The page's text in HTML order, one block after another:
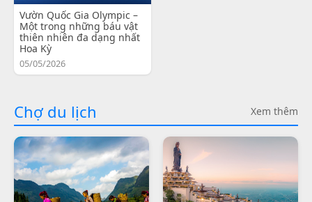
Vườn Quốc Gia Olympic –
Một trong những báu vật
thiên nhiên đa dạng nhất
Hoa Kỳ
05/05/2026
Chợ du lịch Xem thêm